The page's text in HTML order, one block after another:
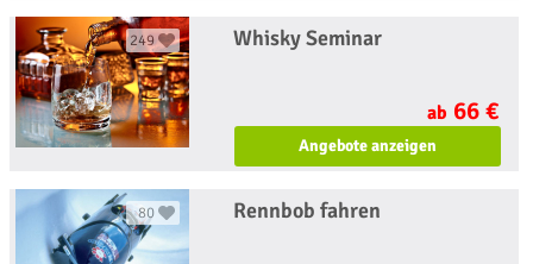
249 Whisky Seminar
ab 66 €
Angebote anzeigen
80 Rennbob fahren